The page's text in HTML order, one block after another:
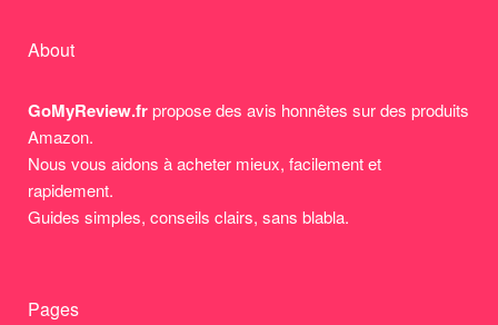
About
GoMyReview.frpropose des avis honnêtes sur des produits
Amazon.
Nous vous aidons à acheter mieux, facilement et
rapidement.
Guides simples, conseils clairs, sans blabla.
Pages